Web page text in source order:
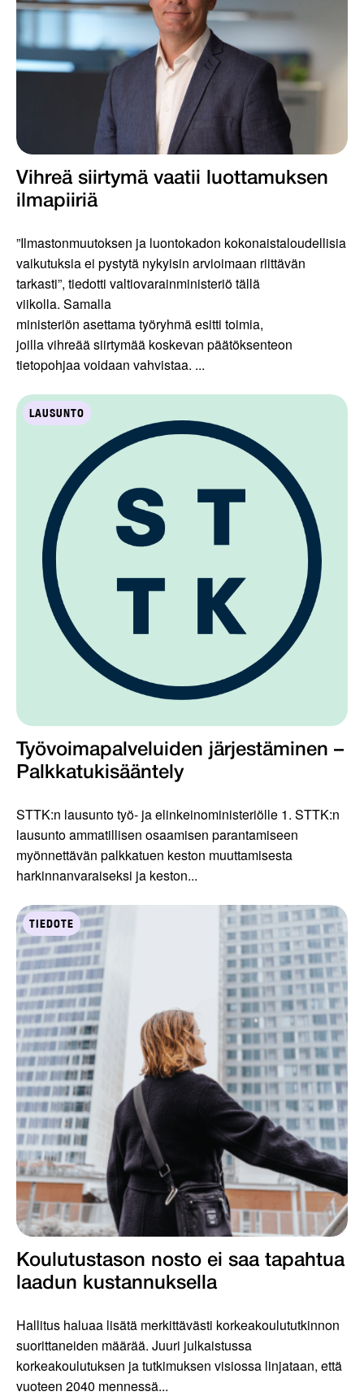
Vihreä siirtymä vaatii luottamuksen
ilmapiiriä
”Ilmastonmuutoksen ja luontokadon kokonaistaloudellisia
vaikutuksia ei pystytä nykyisin arvioimaan riittävän
tarkasti”, tiedotti valtiovarainministeriö tällä
viikolla. Samalla
ministeriön asettama työryhmä esitti toimia,
joilla vihreää siirtymää koskevan päätöksenteon
tietopohjaa voidaan vahvistaa. ...
LAUSUNTO
Työvoimapalveluiden järjestäminen –
Palkkatukisääntely
STTK:n lausunto työ- ja elinkeinoministeriölle 1. STTK:n
lausunto ammatillisen osaamisen parantamiseen
myönnettävän palkkatuen keston muuttamisesta
harkinnanvaraiseksi ja keston...
TIEDOTE
Koulutustason nosto ei saa tapahtua
laadun kustannuksella
Hallitus haluaa lisätä merkittävästi korkeakoulututkinnon
suorittaneiden määrää. Juuri julkaistussa
korkeakoulutuksen ja tutkimuksen visiossa linjataan, että
vuoteen 2040 mennessä...